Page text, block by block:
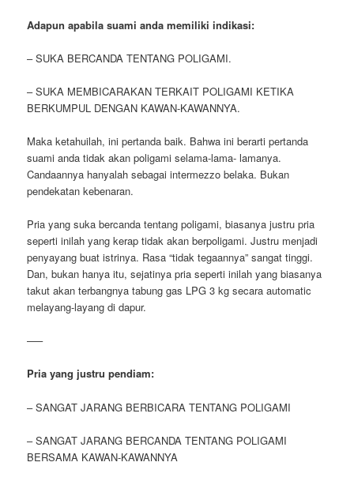
Adapun apabila suami anda memiliki indikasi:
– SUKA BERCANDA TENTANG POLIGAMI.
– SUKA MEMBICARAKAN TERKAIT POLIGAMI KETIKA
BERKUMPUL DENGAN KAWAN-KAWANNYA.
Maka ketahuilah, ini pertanda baik. Bahwa ini berarti pertanda
suami anda tidak akan poligami selama-lama- lamanya.
Candaannya hanyalah sebagai intermezzo belaka. Bukan
pendekatan kebenaran.
Pria yang suka bercanda tentang poligami, biasanya justru pria
seperti inilah yang kerap tidak akan berpoligami. Justru menjadi
penyayang buat istrinya. Rasa “tidak tegaannya” sangat tinggi.
Dan, bukan hanya itu, sejatinya pria seperti inilah yang biasanya
takut akan terbangnya tabung gas LPG 3 kg secara automatic
melayang-layang di dapur.
—–
Pria yang justru pendiam:
– SANGAT JARANG BERBICARA TENTANG POLIGAMI
– SANGAT JARANG BERCANDA TENTANG POLIGAMI
BERSAMA KAWAN-KAWANNYA